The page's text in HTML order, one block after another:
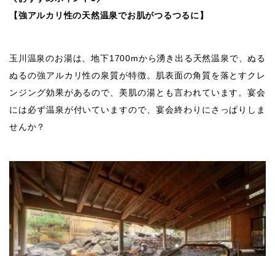
【強アルカリ性の天然温泉でお肌がつるつるに】
玉川温泉のお湯は、地下1700mから湧き出る天然温泉で、ぬる
ぬるの強アルカリ性の泉質が特徴。肌表面の角質を落とすクレ
ンジング効果があるので、美肌の湯とも言われています。宴会
には必ず温泉が付いていますので、宴会終わりにさっぱりしま
せんか？